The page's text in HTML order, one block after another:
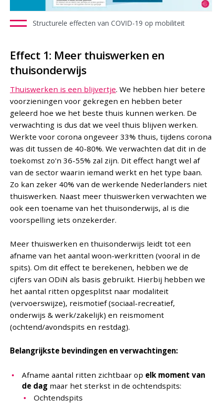
Structurele effecten van COVID-19 op mobiliteit
Effect 1: Meer thuiswerken en
thuisonderwijs
Thuiswerken is een blijvertje. We hebben hier betere
voorzieningen voor gekregen en hebben beter
geleerd hoe we het beste thuis kunnen werken. De
verwachting is dus dat we veel thuis blijven werken.
Werkte voor corona ongeveer 33% thuis, tijdens corona
was dit tussen de 40-80%. We verwachten dat dit in de
toekomst zo'n 36-55% zal zijn. Dit effect hangt wel af
van de sector waarin iemand werkt en het type baan.
Zo kan zeker 40% van de werkende Nederlanders niet
thuiswerken. Naast meer thuiswerken verwachten we
ook een toename van het thuisonderwijs, al is die
voorspelling iets onzekerder.
Meer thuiswerken en thuisonderwijs leidt tot een
afname van het aantal woon-werkritten (vooral in de
spits). Om dit effect te berekenen, hebben we de
cijfers van ODiN als basis gebruikt. Hierbij hebben we
het aantal ritten opgesplitst naar modaliteit
(vervoerswijze), reismotief (sociaal-recreatief,
onderwijs & werk/zakelijk) en reismoment
(ochtend/avondspits en restdag).
Belangrijkste bevindingen en verwachtingen:
Afname aantal ritten zichtbaar op elk moment van
de dag maar het sterkst in de ochtendspits:
Ochtendspits